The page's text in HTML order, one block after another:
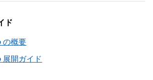
ド
概要
開ガイド